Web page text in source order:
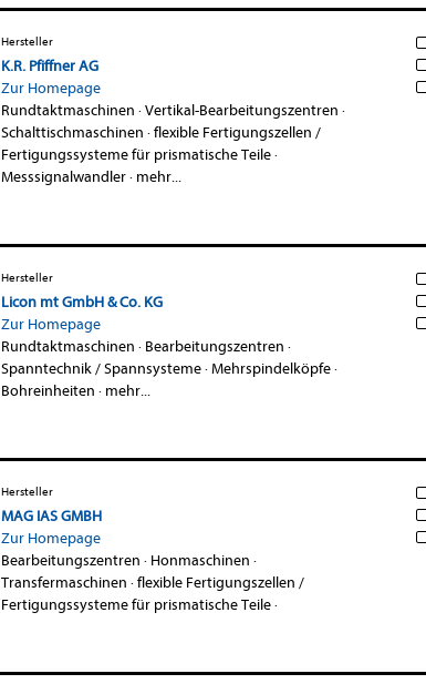
Hersteller
K.R. Pfiffner AG
Zur Homepage
Rundtaktmaschinen ·Vertikal-Bearbeitungszentren ·
Schalttischmaschinen ·flexible Fertigungszellen /
Fertigungssysteme für prismatische Teile·
Messsignalwandler· mehr...
Hersteller
Licon mt GmbH & Co. KG
Zur Homepage
Rundtaktmaschinen · Bearbeitungszentren ·
Spanntechnik / Spannsysteme·Mehrspindelköpfe·
Bohreinheiten · mehr...
Hersteller
MAG IAS GMBH
Zur Homepage
Bearbeitungszentren · Honmaschinen ·
Transfermaschinen ·flexible Fertigungszellen /
Fertigungssysteme für prismatische Teile·